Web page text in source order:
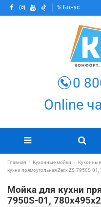
Бонус
0
Online
Главная Кухонные мойки
кухни прямоугольная Zerix ZS-7950S-
Мойка для кухни
7950S-01,